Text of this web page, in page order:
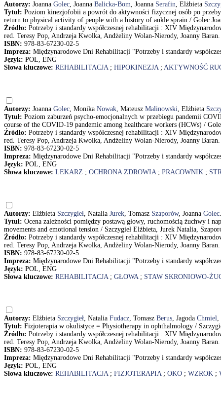
Autorzy: Joanna Golec, Joanna Balicka-Bom, Joanna Serafin, Elżbieta
Tytuł: Poziom kinezjofobii a powrót do aktywności fizycznej osób po
return to physical activity of people with a history of ankle sprain / Golec
Źródło: Potrzeby i standardy współczesnej rehabilitacji : XIV
red. Teresy Pop, Andrzeja Kwolka, Andżeliny Wolan-Nierody, Joanny
ISBN: 978-83-67230-02-5
Impreza: Międzynarodowe Dni Rehabilitacji "Potrzeby i standardy
Język: POL, ENG
Słowa kluczowe: REHABILITACJA; HIPOKINEZJA; AKTYWNOŚĆ
Autorzy: Joanna Golec, Monika Nowak, Mateusz Malinowski, Elżbieta
Tytuł: Poziom zaburzeń psycho-emocjonalnych w przebiegu pandemii
course of the COVID-19 pandemic among healthcare workers (HCWs) /
Źródło: Potrzeby i standardy współczesnej rehabilitacji : XIV
red. Teresy Pop, Andrzeja Kwolka, Andżeliny Wolan-Nierody, Joanny
ISBN: 978-83-67230-02-5
Impreza: Międzynarodowe Dni Rehabilitacji "Potrzeby i standardy
Język: POL, ENG
Słowa kluczowe: LEKARZ ; OCHRONA ZDROWIA; PRACOWNIK ;
Autorzy: Elżbieta Szczygieł, Natalia Jurek, Tomasz Szaporów, Joanna Golec.
Tytuł: Ocena zależności pomiędzy postawą głowy, ruchomością żuchwy i
movements and emotional tension / Szczygieł Elżbieta, Jurek Natalia,
Źródło: Potrzeby i standardy współczesnej rehabilitacji : XIV
red. Teresy Pop, Andrzeja Kwolka, Andżeliny Wolan-Nierody, Joanny
ISBN: 978-83-67230-02-5
Impreza: Międzynarodowe Dni Rehabilitacji "Potrzeby i standardy
Język: POL, ENG
Słowa kluczowe: REHABILITACJA; GŁOWA; STAW SKRONIOWO-
Autorzy: Elżbieta Szczygieł, Natalia Fudacz, Tomasz Berus, Jagoda Chmiel,
Tytuł: Fizjoterapia w okulistyce = Physiotherapy in ophthalmology /
Źródło: Potrzeby i standardy współczesnej rehabilitacji : XIV
red. Teresy Pop, Andrzeja Kwolka, Andżeliny Wolan-Nierody, Joanny
ISBN: 978-83-67230-02-5
Impreza: Międzynarodowe Dni Rehabilitacji "Potrzeby i standardy
Język: POL, ENG
Słowa kluczowe: REHABILITACJA; FIZJOTERAPIA; OKO ; WZROK ;